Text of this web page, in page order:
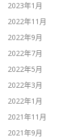
2023年1月
2022年11月
2022年9月
2022年7月
2022年5月
2022年3月
2022年1月
2021年11月
2021年9月